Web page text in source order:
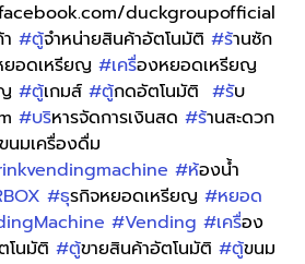
duckgroupofficial
#ตู้จำหน่ายสินค้าอัตโนมัติ #ร้านซัก
ยอดเหรียญ #เครื่องหยอดเหรียญ
#ตู้เกมส์ #ตู้กดอัตโนมัติ #รับ
#บริหารจัดการเงินสด #ร้านสะดวก
นมเครื่องดื่ม
#ห้องน้ำ
#ธุรกิจหยอดเหรียญ #หยอด
#Vending #เครื่อง
โนมัติ #ตู้ขายสินค้าอัตโนมัติ #ตู้ขนม